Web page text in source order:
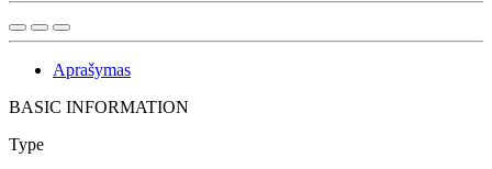
Aprašymas
BASIC INFORMATION
Type